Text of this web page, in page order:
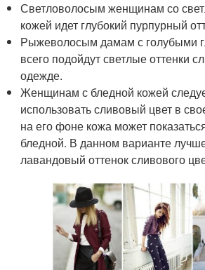
Светловолосым женщинам со
кожей идет глубокий пурпурный
Рыжеволосым дамам с голубыми
всего подойдут светлые оттенки
одежде.
Женщинам с бледной кожей
использовать сливовый цвет в
на его фоне кожа может
бледной. В данном варианте
лавандовый оттенок сливового